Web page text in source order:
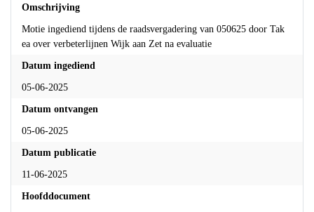
Omschrijving
Motie ingediend tijdens de raadsvergadering van 050625 door Tak
ea over verbeterlijnen Wijk aan Zet na evaluatie
Datum ingediend
05-06-2025
Datum ontvangen
05-06-2025
Datum publicatie
11-06-2025
Hoofddocument